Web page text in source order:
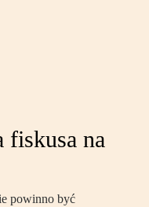
fiskusa na
powinno być